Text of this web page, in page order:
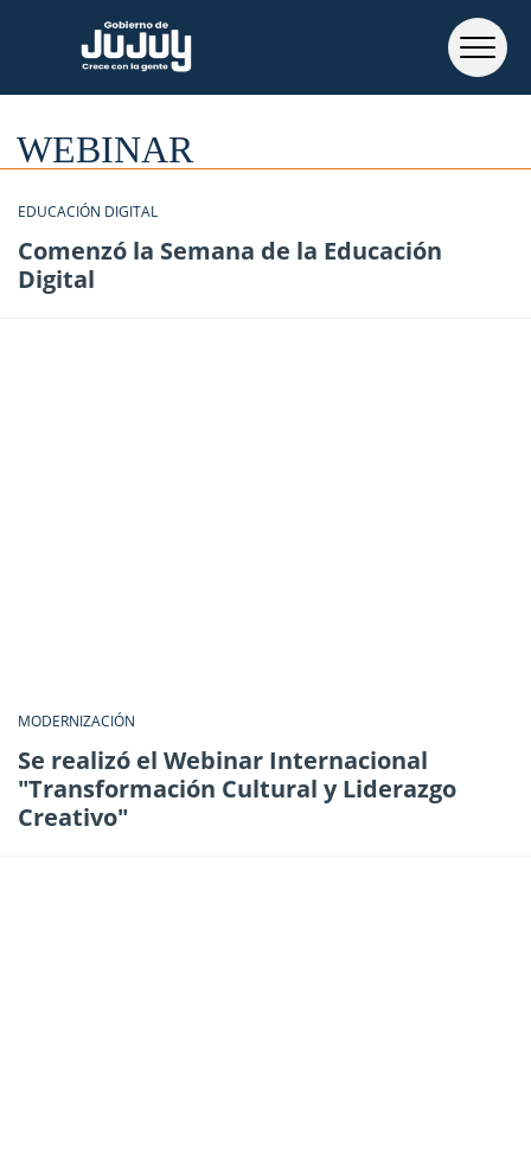
WEBINAR
EDUCACIÓN DIGITAL
Comenzó la Semana de la Educación
Digital
MODERNIZACIÓN
Se realizó el Webinar Internacional
"Transformación Cultural y Liderazgo
Creativo"